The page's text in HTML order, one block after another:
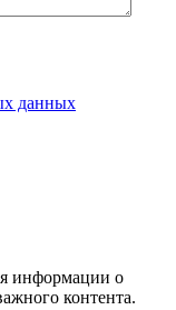
данных
информации о
контента.